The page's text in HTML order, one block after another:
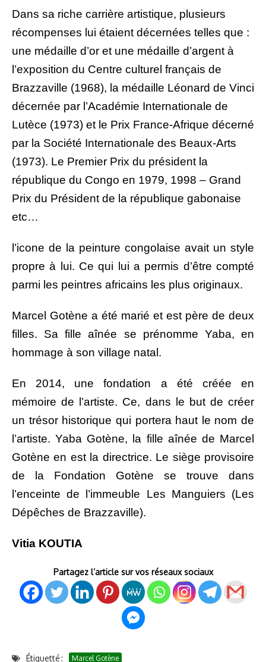
Dans sa riche carrière artistique, plusieurs
récompenses lui étaient décernées telles que :
une médaille d’or et une médaille d’argent à
l’exposition du Centre culturel français de
Brazzaville (1968), la médaille Léonard de Vinci
décernée par l’Académie Internationale de
Lutèce (1973) et le Prix France-Afrique décerné
par la Société Internationale des Beaux-Arts
(1973). Le Premier Prix du président la
république du Congo en 1979, 1998 – Grand
Prix du Président de la république gabonaise
etc…
l’icone de la peinture congolaise avait un style
propre à lui. Ce qui lui a permis d’être compté
parmi les peintres africains les plus originaux.
Marcel Gotène a été marié et est père de deux
filles. Sa fille aînée se prénomme Yaba, en
hommage à son village natal.
En 2014, une fondation a été créée en
mémoire de l’artiste. Ce, dans le but de créer
un trésor historique qui portera haut le nom de
l’artiste. Yaba Gotène, la fille aînée de Marcel
Gotène en est la directrice. Le siège provisoire
de la Fondation Gotène se trouve dans
l’enceinte de l’immeuble Les Manguiers (Les
Dépêches de Brazzaville).
Vitia KOUTIA
Partagez l’article sur vos réseaux sociaux
Étiquetté : Marcel Gotène